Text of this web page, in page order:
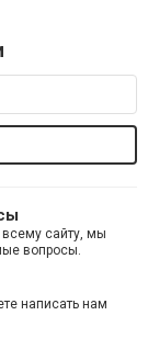
сайту, мы
вопросы.
написать нам